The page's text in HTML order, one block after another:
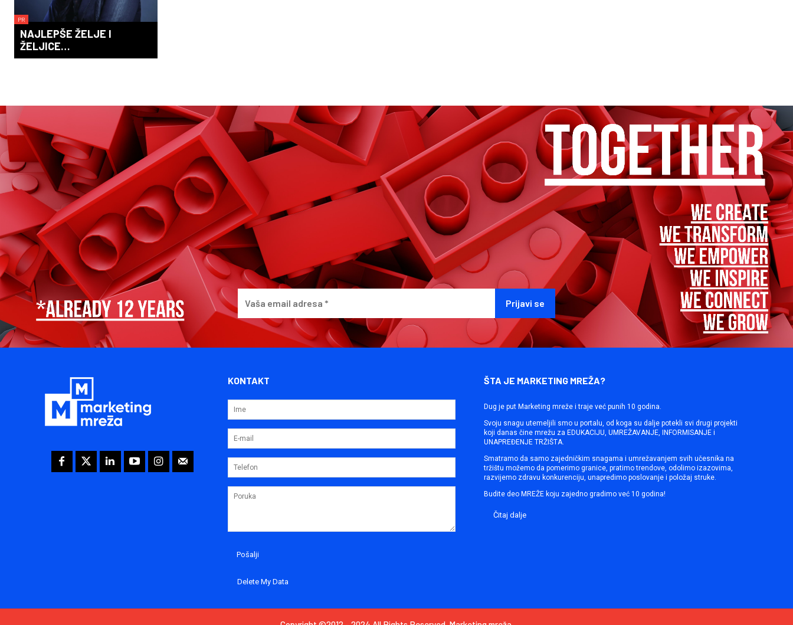
PR
NAJLEPŠE ŽELJE I
ŽELJICE…
KONTAKT
Delete My Data
ŠTA JE MARKETING MREŽA?
Dug je put Marketing mreže i traje već punih 10 godina.
Svoju snagu utemeljili smo u portalu, od koga su dalje potekli svi drugi projekti
koji danas čine mrežu za EDUKACIJU, UMREŽAVANJE, INFORMISANJE i
UNAPREĐENJE TRŽIŠTA.
Smatramo da samo zajedničkim snagama i umrežavanjem svih učesnika na
tržištu možemo da pomerimo granice, pratimo trendove, odolimo izazovima,
razvijemo zdravu konkurenciju, unapredimo poslovanje i položaj struke.
Budite deo MREŽE koju zajedno gradimo već 10 godina!
Čitaj dalje